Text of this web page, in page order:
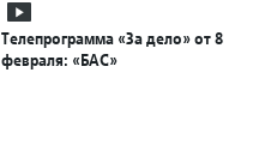
Телепрограмма «За дело» от 8
февраля: «БАС»